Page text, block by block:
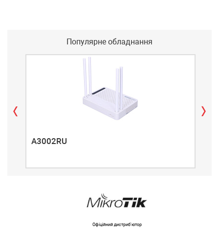
Популярне обладнання
A3002RU
Офіційний дистриб'ютор